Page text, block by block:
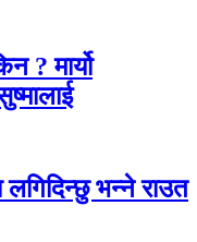
? मार्यो
भन्ने राउत